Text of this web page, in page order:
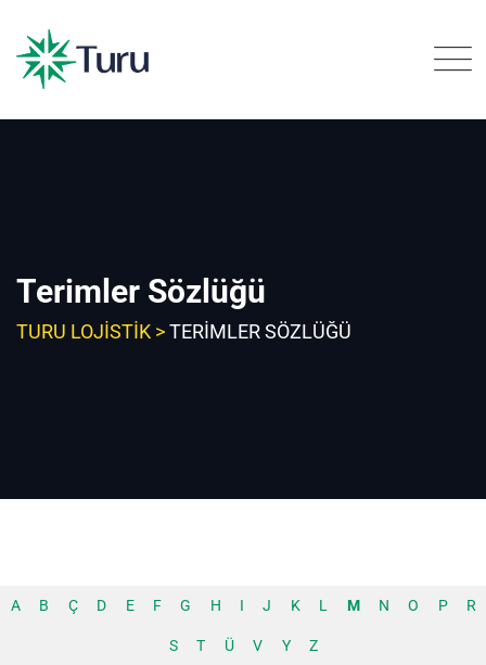
content
Terimler Sözlüğü
TURU LOJISTIK >TERIMLER SÖZLÜĞÜ
A B Ç D E F G H I J K L M N O P R
S T Ü V Y Z